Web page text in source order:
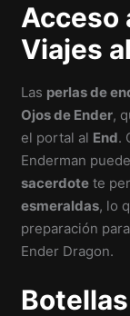
Acceso
Viajes
Las perlas de
Ojos de Ender,
el portal al End.
Enderman
sacerdote te
esmeraldas, lo
preparación
Ender Dragon.